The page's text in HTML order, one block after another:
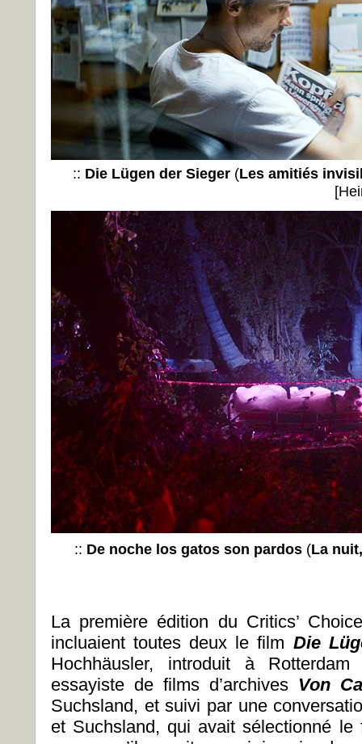
:: Die Lügen der Sieger (Les amitiés
:: De noche los gatos son pardos (La
La première édition du Critics’
incluaient toutes deux le film Die
Hochhäusler, introduit à
essayiste de films d’archives Von
Suchsland, et suivi par une
et Suchsland, qui avait sélectionné le